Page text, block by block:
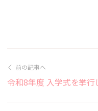
前の記事へ
令和8年度 入学式を挙行